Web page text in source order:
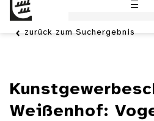
WÜRTTEMBERG
zurück zum Suchergebnis
Weißenhof: